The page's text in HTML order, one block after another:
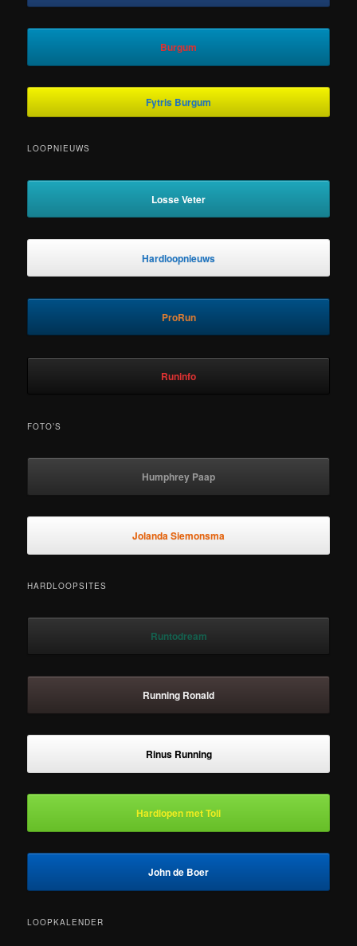
Burgum
Fytris Burgum
LOOPNIEUWS
Losse Veter
Hardloopnieuws
ProRun
Runinfo
FOTO’S
Humphrey Paap
Jolanda Siemonsma
HARDLOOPSITES
Runtodream
Running Ronald
Rinus Running
Hardlopen met Toli
John de Boer
LOOPKALENDER